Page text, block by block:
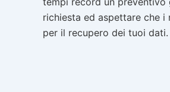
richiesta ed aspettare che
per il recupero dei tuoi